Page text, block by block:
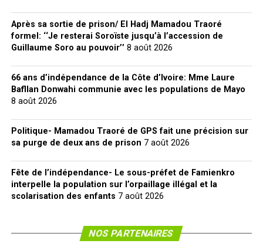
Après sa sortie de prison/ El Hadj Mamadou Traoré
formel: ‘‘Je resterai Soroïste jusqu’à l’accession de
Guillaume Soro au pouvoir’’ 8 août 2026
66 ans d’indépendance de la Côte d’Ivoire: Mme Laure
Bafllan Donwahi communie avec les populations de Mayo
8 août 2026
Politique- Mamadou Traoré de GPS fait une précision sur
sa purge de deux ans de prison 7 août 2026
Fête de l’indépendance- Le sous-préfet de Famienkro
interpelle la population sur l’orpaillage illégal et la
scolarisation des enfants 7 août 2026
NOS PARTENAIRES